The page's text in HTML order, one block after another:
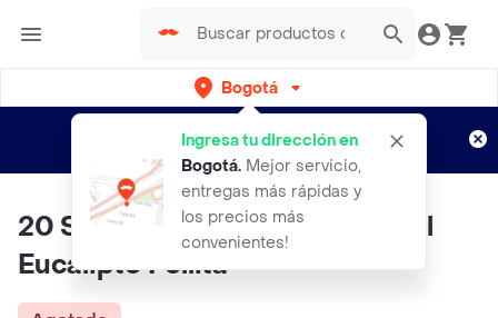
Bogotá
Ingresa tu dirección en
Bogotá. Mejor servicio,
entregas más rápidas y
los precios más
convenientes!
envíos gratis por semanas
Aplican TyC
20 Semillas Orgánicas De Árbol
Eucalipto Pellita